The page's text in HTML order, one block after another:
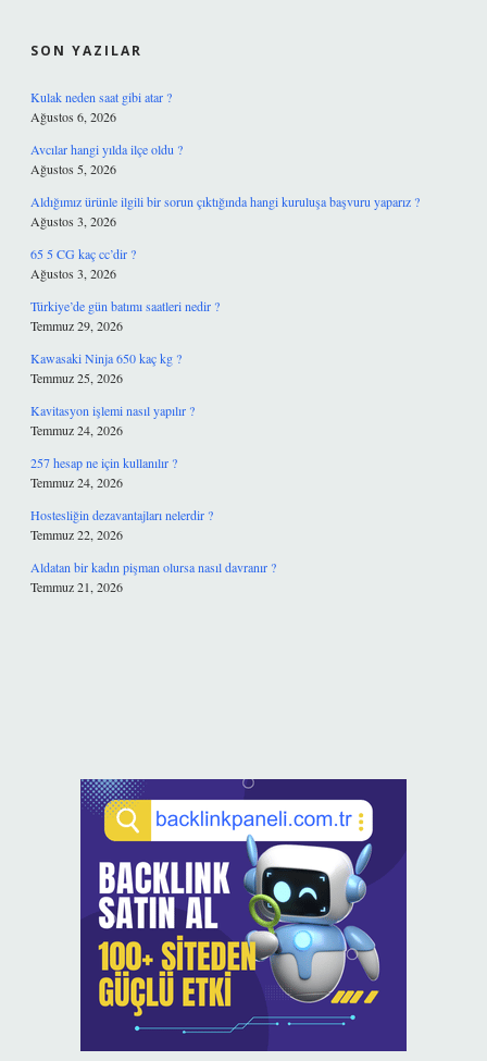
SON YAZILAR
Kulak neden saat gibi atar ?
Ağustos 6, 2026
Avcılar hangi yılda ilçe oldu ?
Ağustos 5, 2026
Aldığımız ürünle ilgili bir sorun çıktığında hangi kuruluşa başvuru yaparız ?
Ağustos 3, 2026
65 5 CG kaç cc’dir ?
Ağustos 3, 2026
Türkiye’de gün batımı saatleri nedir ?
Temmuz 29, 2026
Kawasaki Ninja 650 kaç kg ?
Temmuz 25, 2026
Kavitasyon işlemi nasıl yapılır ?
Temmuz 24, 2026
257 hesap ne için kullanılır ?
Temmuz 24, 2026
Hostesliğin dezavantajları nelerdir ?
Temmuz 22, 2026
Aldatan bir kadın pişman olursa nasıl davranır ?
Temmuz 21, 2026